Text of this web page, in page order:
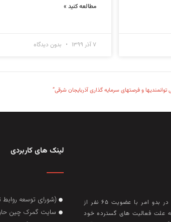
مطالعه کنید »
۷ آذر ۱۳۹۹ بدون دیدگاه
و فرصتهای سرمایه گذاری آذربایجان شرقی”
شورای بازرگانی ایران و چین که در بدو امر با عضويت ۶۵ نفر از
به علت فعاليت‌ های گسترده خود
لینک های کاربردی
(شورای توسعه روابط
سایت گمرک چین